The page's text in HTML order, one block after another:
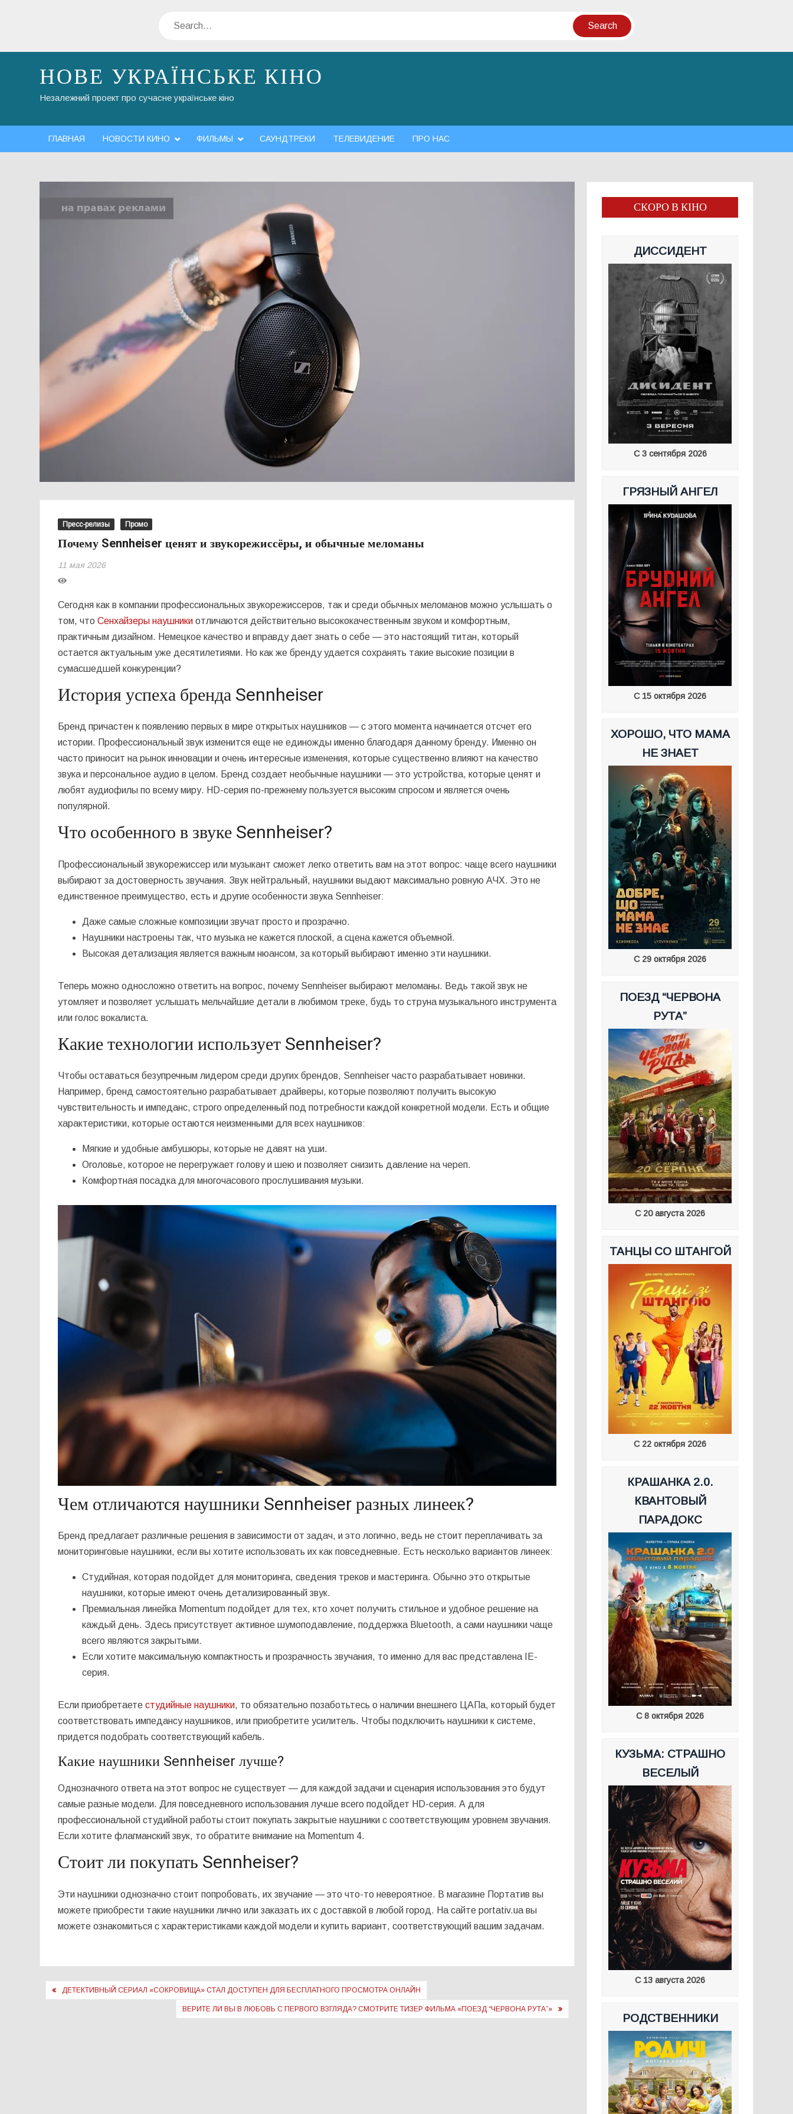
Search
НОВЕ УКРАЇНСЬКЕ КІНО
Незалежний проект про сучасне українське кіно
ГЛАВНАЯ НОВОСТИ КИНО ФИЛЬМЫ САУНДТРЕКИ ТЕЛЕВИДЕНИЕ ПРО НАС
Пресс-релизы Промо
Почему Sennheiser ценят и звукорежиссёры, и обычные меломаны
11 мая 2026
Сегодня как в компании профессиональных звукорежиссеров, так и среди обычных меломанов можно услышать о
том, чтоСенхайзеры наушники отличаются действительно высококачественным звуком и комфортным,
практичным дизайном. Немецкое качество и вправду дает знать о себе — это настоящий титан, который
остается актуальным уже десятилетиями. Но как же бренду удается сохранять такие высокие позиции в
сумасшедшей конкуренции?
История успеха бренда Sennheiser
Бренд причастен к появлению первых в мире открытых наушников — с этого момента начинается отсчет его
истории. Профессиональный звук изменится еще не единожды именно благодаря данному бренду. Именно он
часто приносит на рынок инновации и очень интересные изменения, которые существенно влияют на качество
звука и персональное аудио в целом. Бренд создает необычные наушники — это устройства, которые ценят и
любят аудиофилы по всему миру. HD-серия по-прежнему пользуется высоким спросом и является очень
популярной.
Что особенного в звуке Sennheiser?
Профессиональный звукорежиссер или музыкант сможет легко ответить вам на этот вопрос: чаще всего наушники
выбирают за достоверность звучания. Звук нейтральный, наушники выдают максимально ровную АЧХ. Это не
единственное преимущество, есть и другие особенности звука Sennheiser:
Даже самые сложные композиции звучат просто и прозрачно.
Наушники настроены так, что музыка не кажется плоской, а сцена кажется объемной.
Высокая детализация является важным нюансом, за который выбирают именно эти наушники.
Теперь можно односложно ответить на вопрос, почему Sennheiser выбирают меломаны. Ведь такой звук не
утомляет и позволяет услышать мельчайшие детали в любимом треке, будь то струна музыкального инструмента
или голос вокалиста.
Какие технологии использует Sennheiser?
Чтобы оставаться безупречным лидером среди других брендов, Sennheiser часто разрабатывает новинки.
Например, бренд самостоятельно разрабатывает драйверы, которые позволяют получить высокую
чувствительность и импеданс, строго определенный под потребности каждой конкретной модели. Есть и общие
характеристики, которые остаются неизменными для всех наушников:
Мягкие и удобные амбушюры, которые не давят на уши.
Оголовье, которое не перегружает голову и шею и позволяет снизить давление на череп.
Комфортная посадка для многочасового прослушивания музыки.
Чем отличаются наушники Sennheiser разных линеек?
Бренд предлагает различные решения в зависимости от задач, и это логично, ведь не стоит переплачивать за
мониторинговые наушники, если вы хотите использовать их как повседневные. Есть несколько вариантов линеек:
Студийная, которая подойдет для мониторинга, сведения треков и мастеринга. Обычно это открытые
наушники, которые имеют очень детализированный звук.
Премиальная линейка Momentum подойдет для тех, кто хочет получить стильное и удобное решение на
каждый день. Здесь присутствует активное шумоподавление, поддержка Bluetooth, а сами наушники чаще
всего являются закрытыми.
Если хотите максимальную компактность и прозрачность звучания, то именно для вас представлена IE-
серия.
Если приобретаетестудийные наушники, то обязательно позаботьтесь о наличии внешнего ЦАПа, который будет
соответствовать импедансу наушников, или приобретите усилитель. Чтобы подключить наушники к системе,
придется подобрать соответствующий кабель.
Какие наушники Sennheiser лучше?
Однозначного ответа на этот вопрос не существует — для каждой задачи и сценария использования это будут
самые разные модели. Для повседневного использования лучше всего подойдет HD-серия. А для
профессиональной студийной работы стоит покупать закрытые наушники с соответствующим уровнем звучания.
Если хотите флагманский звук, то обратите внимание на Momentum 4.
Стоит ли покупать Sennheiser?
Эти наушники однозначно стоит попробовать, их звучание — это что-то невероятное. В магазине Портатив вы
можете приобрести такие наушники лично или заказать их с доставкой в любой город. На сайте portativ.ua вы
можете ознакомиться с характеристиками каждой модели и купить вариант, соответствующий вашим задачам.
Навигация
ДЕТЕКТИВНЫЙ СЕРИАЛ «СОКРОВИЩА» СТАЛ ДОСТУПЕН ДЛЯ БЕСПЛАТНОГО ПРОСМОТРА ОНЛАЙН
ВЕРИТЕ ЛИ ВЫ В ЛЮБОВЬ С ПЕРВОГО ВЗГЛЯДА? СМОТРИТЕ ТИЗЕР ФИЛЬМА «ПОЕЗД “ЧЕРВОНА РУТА”»
СКОРО В КІНО
ДИССИДЕНТ
С 3 сентября 2026
ГРЯЗНЫЙ АНГЕЛ
С 15 октября 2026
ХОРОШО, ЧТО МАМА
НЕ ЗНАЕТ
С 29 октября 2026
ПОЕЗД “ЧЕРВОНА
РУТА”
С 20 августа 2026
ТАНЦЫ СО ШТАНГОЙ
С 22 октября 2026
КРАШАНКА 2.0.
КВАНТОВЫЙ
ПАРАДОКС
С 8 октября 2026
КУЗЬМА: СТРАШНО
ВЕСЕЛЫЙ
С 13 августа 2026
РОДСТВЕННИКИ